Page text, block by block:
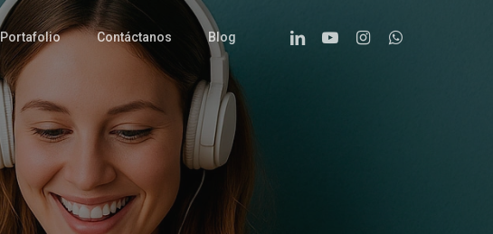
Portafolio Contáctanos Blog LinkedinYoutubeInstagramWhatsapp